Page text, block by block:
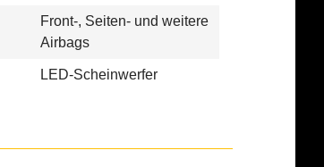
Front-, Seiten- und weitere
Airbags
LED-Scheinwerfer